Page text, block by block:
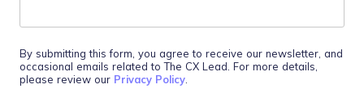
By submitting this form, you agree to receive our newsletter, and
occasional emails related to The CX Lead. For more details,
please review our Privacy Policy.